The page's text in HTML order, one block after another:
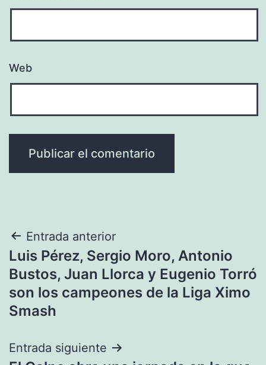
Web
Navegación
de
entradas
Entrada anterior
Luis Pérez, Sergio Moro, Antonio
Bustos, Juan Llorca y Eugenio Torró
son los campeones de la Liga Ximo
Smash
Entrada siguiente